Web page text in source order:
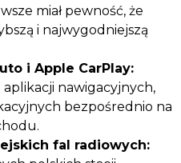
miał pewność, że
i najwygodniejszą
i Apple CarPlay:
nawigacyjnych,
bezpośrednio na
fal radiowych: